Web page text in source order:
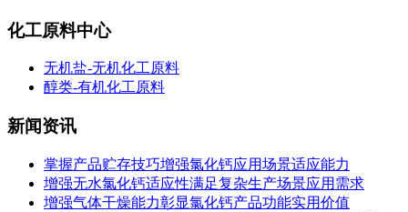
化工原料中心
无机盐-无机化工原料
醇类-有机化工原料
新闻资讯
掌握产品贮存技巧增强氯化钙应用场景适应能力
增强无水氯化钙适应性满足复杂生产场景应用需求
增强气体干燥能力彰显氯化钙产品功能实用价值